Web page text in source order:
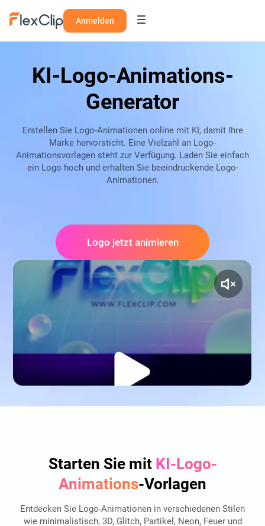
Anmelden
KI-Logo-Animations-
Generator
Erstellen Sie Logo-Animationen online mit KI, damit Ihre
Marke hervorsticht. Eine Vielzahl an Logo-
Animationsvorlagen steht zur Verfügung. Laden Sie einfach
ein Logo hoch und erhalten Sie beeindruckende Logo-
Animationen.
Logo jetzt animieren
Starten Sie mit KI-Logo-
Animations-Vorlagen
Entdecken Sie Logo-Animationen in verschiedenen Stilen
wie minimalistisch, 3D, Glitch, Partikel, Neon, Feuer und